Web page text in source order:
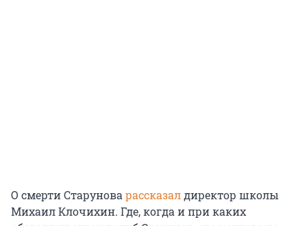
О смерти Старунова рассказалдиректор школы
Михаил Клочихин. Где, когда и при каких